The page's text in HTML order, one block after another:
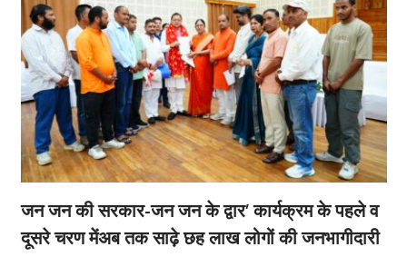
जन जन की सरकार-जन जन के द्वार’ कार्यक्रम के पहले व
दूसरे चरण मेंअब तक साढ़े छह लाख लोगों की जनभागीदारी